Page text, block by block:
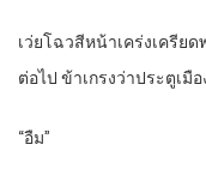
เว่ยโฉวสีหน้าเคร่งเครีย
ต่อไป ข้าเกรงว่าประตูเ
“อืม”